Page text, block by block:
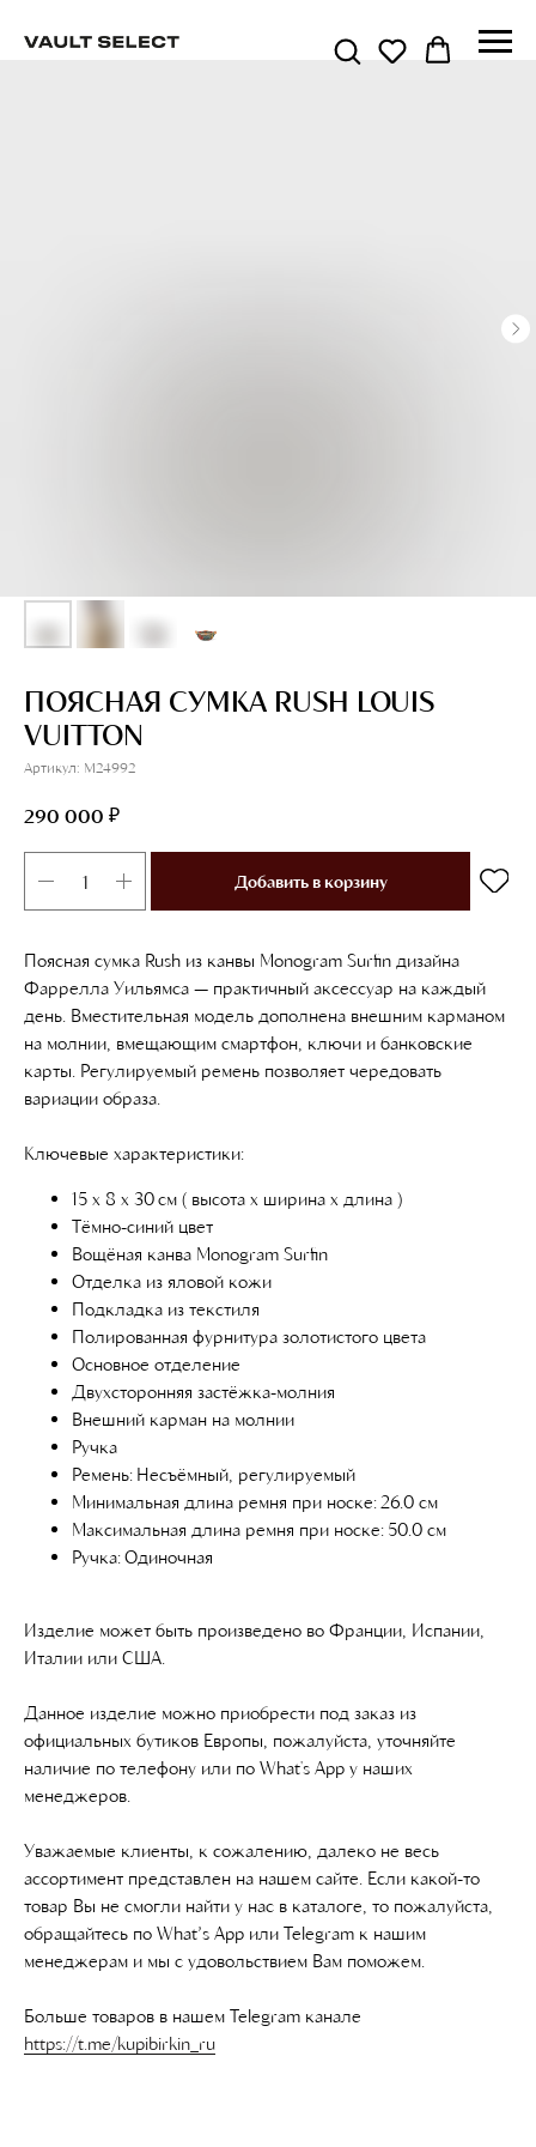
ПОЯСНАЯ СУМКА RUSH LOUIS
VUITTON
Артикул: M24992
290 000 ₽
Добавить в корзину
Поясная сумка Rush из канвы Monogram Surfin дизайна
Фаррелла Уильямса — практичный аксессуар на каждый
день. Вместительная модель дополнена внешним карманом
на молнии, вмещающим смартфон, ключи и банковские
карты. Регулируемый ремень позволяет чередовать
вариации образа.
Ключевые характеристики:
15 x 8 x 30 см ( высота x ширина x длина )
Тёмно-синий цвет
Вощёная канва Monogram Surfin
Отделка из яловой кожи
Подкладка из текстиля
Полированная фурнитура золотистого цвета
Основное отделение
Двухсторонняя застёжка-молния
Внешний карман на молнии
Ручка
Ремень: Несъёмный, регулируемый
Минимальная длина ремня при носке: 26.0 см
Максимальная длина ремня при носке: 50.0 см
Ручка: Одиночная
Изделие может быть произведено во Франции, Испании,
Италии или США.
Данное изделие можно приобрести под заказ из
официальных бутиков Европы, пожалуйста, уточняйте
наличие по телефону или по What's App у наших
менеджеров.
Уважаемые клиенты, к сожалению, далеко не весь
ассортимент представлен на нашем сайте. Если какой-то
товар Вы не смогли найти у нас в каталоге, то пожалуйста,
обращайтесь по What’s App или Telegram к нашим
менеджерам и мы с удовольствием Вам поможем.
Больше товаров в нашем Telegram канале
https://t.me/kupibirkin_ru